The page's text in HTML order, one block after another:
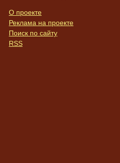
О проекте
Реклама на проекте
Поиск по сайту
RSS